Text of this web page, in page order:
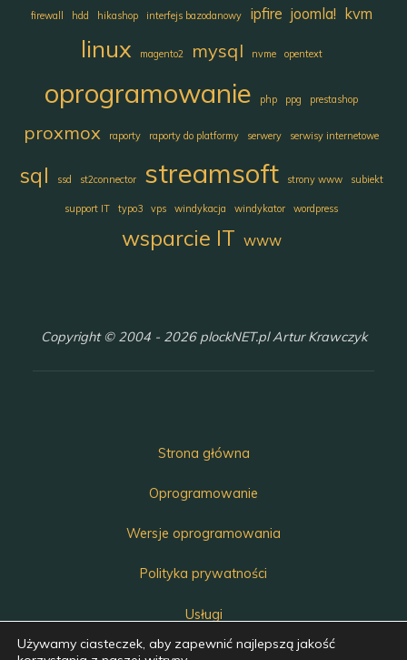
firewall hdd hikashop interfejs bazodanowy ipfire joomla! kvm
linux magento2 mysql nvme opentext
oprogramowanie php ppg prestashop
proxmox raporty raporty do platformy serwery serwisy internetowe
sql ssd st2connector streamsoft strony www subiekt
support IT typo3 vps windykacja windykator wordpress
wsparcie IT www
Copyright © 2004 - 2026 plockNET.pl Artur Krawczyk
Strona główna
Oprogramowanie
Wersje oprogramowania
Polityka prywatności
Usługi
Kontakt
Używamy ciasteczek, aby zapewnić najlepszą jakość